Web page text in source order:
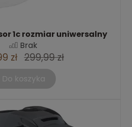
1c rozmiar uniwersalny
Brak
zł 299,99 zł
Do koszyka